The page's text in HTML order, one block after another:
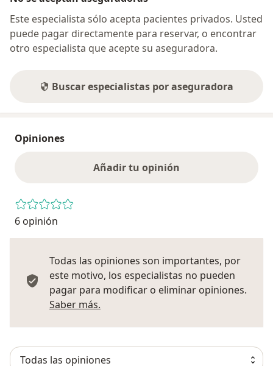
Este especialista sólo acepta pacientes privados. Usted
puede pagar directamente para reservar, o encontrar
otro especialista que acepte su aseguradora.
Buscar especialistas por aseguradora
Opiniones
Añadir tu opinión
6 opinión
Todas las opiniones son importantes, por
este motivo, los especialistas no pueden
pagar para modificar o eliminar opiniones.
Saber más.